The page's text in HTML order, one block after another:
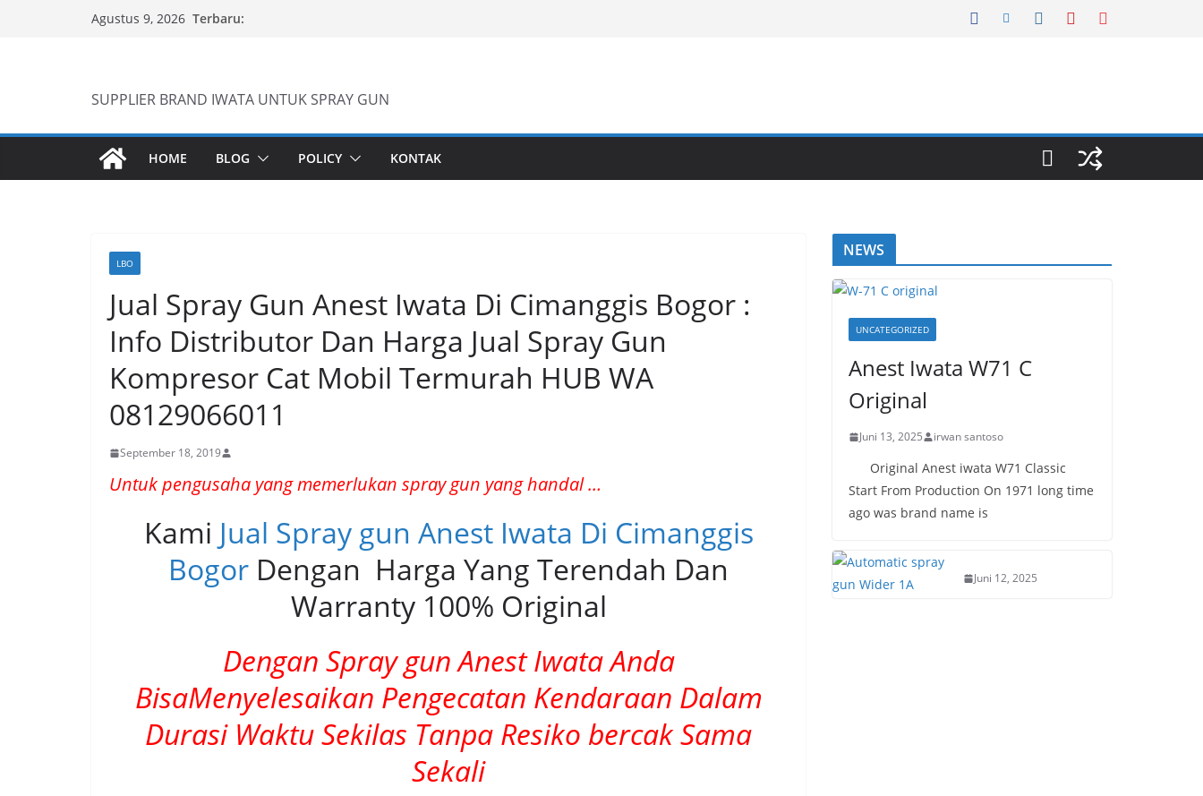
Agustus 9, 2026 Terbaru:
SUPPLIER BRAND IWATA UNTUK SPRAY GUN
HOME BLOG POLICY KONTAK
LBO
Jual Spray Gun Anest Iwata Di Cimanggis Bogor :
Info Distributor Dan Harga Jual Spray Gun
Kompresor Cat Mobil Termurah HUB WA
08129066011
September 18, 2019
Untuk pengusaha yang memerlukan spray gun yang handal …
Kami Jual Spray gun Anest Iwata Di Cimanggis
Bogor Dengan Harga Yang Terendah Dan
Warranty 100% Original
Dengan Spray gun Anest Iwata Anda
BisaMenyelesaikan Pengecatan Kendaraan Dalam
Durasi Waktu Sekilas Tanpa Resiko bercak Sama
Sekali
NEWS
UNCATEGORIZED
Anest Iwata W71 C
Original
Juni 13, 2025 irwan santoso
Original Anest iwata W71 Classic
Start From Production On 1971 long time
ago was brand name is
Juni 12, 2025